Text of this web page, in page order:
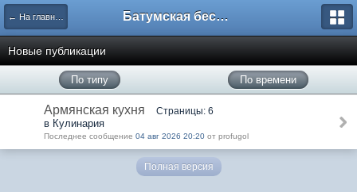
← На главную Батумская беседка
Новые публикации
По типу По времени
Армянская кухня Страницы: 6
в Кулинария
Последнее сообщение 04 авг 2026 20:20 от profugol
Полная версия